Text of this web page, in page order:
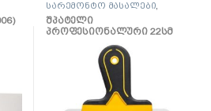
სარემონტო მასალები
შპატელი, საპრიალებელი,
ქაფჩა
შპატელი
პროფესიონალური 22სმ
(0820-662204)